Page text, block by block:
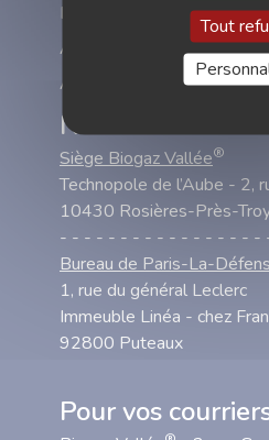
Biogaz Vallée
Actualités
Agenda
Nous rendre
Siège Biogaz Vallée®
Technopole de l’Aube - 2,
10430 Rosières-Près-
- - - - - - - - - - - - - - - - -
Bureau de Paris-La-
1, rue du général Leclerc
Immeuble Linéa - chez
92800 Puteaux
Pour vos
Tout